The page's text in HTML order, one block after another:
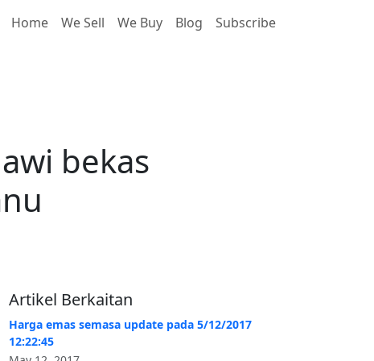
Home We Sell We Buy Blog Subscribe
bekas
Artikel Berkaitan
Harga emas semasa update pada 5/12/2017
12:22:45